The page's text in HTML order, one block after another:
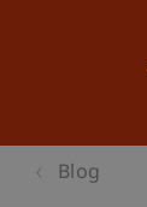
Blog